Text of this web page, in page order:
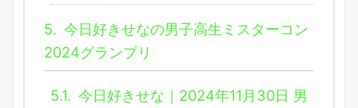
5. 今日好きせなの男子高生ミスターコン
2024グランプリ
5.1. 今日好きせな｜2024年11月30日 男